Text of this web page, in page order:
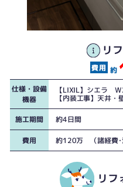
リ
約
仕様・設備
機器
【LIXIL】シエラ
【内装工事】天井
施工期間 約4日間
費用 約120万 （諸経費･
リフ